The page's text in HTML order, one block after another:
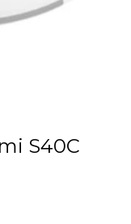
S40C